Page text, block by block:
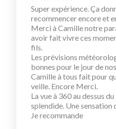
Super expérience. Ça
recommencer encore et
Merci à Camille notre
avoir fait vivre ces
fils.
Les prévisions
bonnes pour le jour de
Camille à tous fait pour
veille. Encore Merci.
La vue à 360 au dessus
splendide. Une
Je recommande